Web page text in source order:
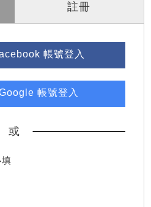
註冊
帳號登入
帳號登入
或